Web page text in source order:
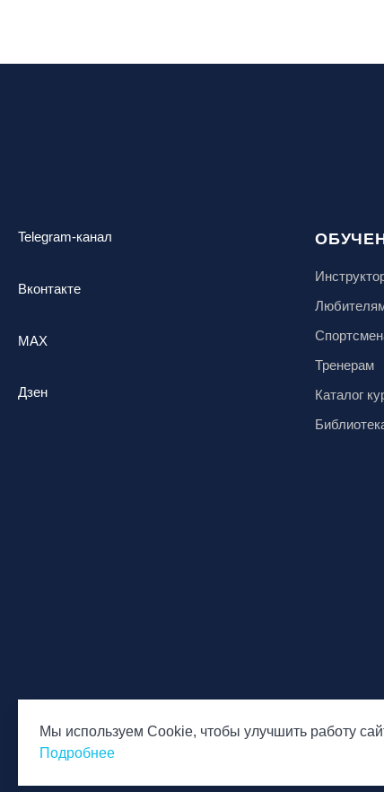
Мы используем Cookie, чтобы улучшить работу
Подробнее
«Холдоми»
Ленинградская обл., ГЛК «Золотая
Московская обл., ГЛК «Красная
Московская обл., п. Чулково, ГК
«Гая Северина»
Telegram-канал
Вконтакте
MAX
Дзен
Тренерам
Каталог
© Национальная Лига инструкторов, 2026